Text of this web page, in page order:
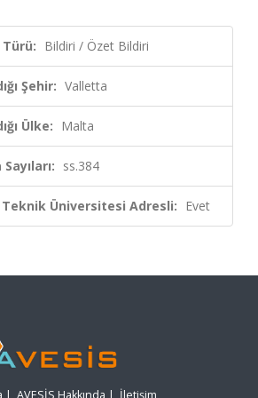
Türü: Bildiri / Özet Bildiri
Şehir: Valletta
Ülke: Malta
ss.384
Teknik Üniversitesi Adresli: Evet
| AVESİS Hakkında | İletişim